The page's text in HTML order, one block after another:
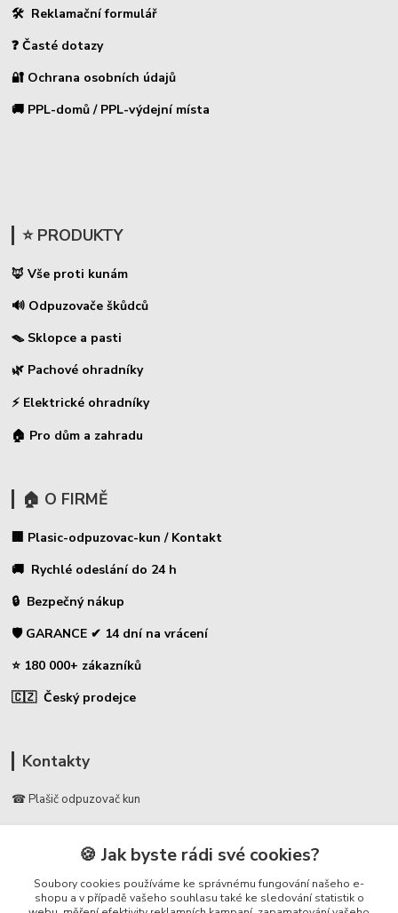
🛠 Reklamační formulář
❓ Časté dotazy
🔐 Ochrana osobních údajů
🚚 PPL-domů / PPL-výdejní místa
⭐ PRODUKTY
🦊 Vše proti kunám
🔊 Odpuzovače škůdců
🪤 Sklopce a pasti
🌿 Pachové ohradníky
⚡ Elektrické ohradníky
🏠 Pro dům a zahradu
🏠 O FIRMĚ
🏢 Plasic-odpuzovac-kun / Kontakt
🚚 Rychlé odeslání do 24 h
🔒 Bezpečný nákup
🛡️ GARANCE ✔ 14 dní na vrácení
⭐ 180 000+ zákazníků
🇨🇿 Český prodejce
Kontakty
☎ Plašič odpuzovač kun
📞 728 007 997
⏰ Po-Pá | 7:00 - 13:30 |
🍪 Jak byste rádi své cookies?
Soubory cookies používáme ke správnému fungování našeho e-
shopu a v případě vašeho souhlasu také ke sledování statistik o